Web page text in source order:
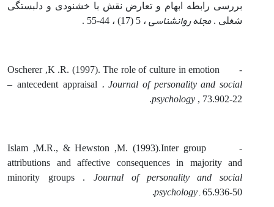
بررسی رابطه ابهام و تعارض نقش با خشنودی و دلبستگی
شغلی .مجله روانشناسی ، 5 (17) ، 44-55 .
- Oscherer ,K .R. (1997). The role of culture in emotion
– antecedent appraisal . Journal of personality and social
psychology , 73.902-22.
- Islam ,M.R., & Hewston ,M. (1993).Inter group
attributions and affective consequences in majority and
minority groups .Journal of personality and social
psychology ,65.936-50
.